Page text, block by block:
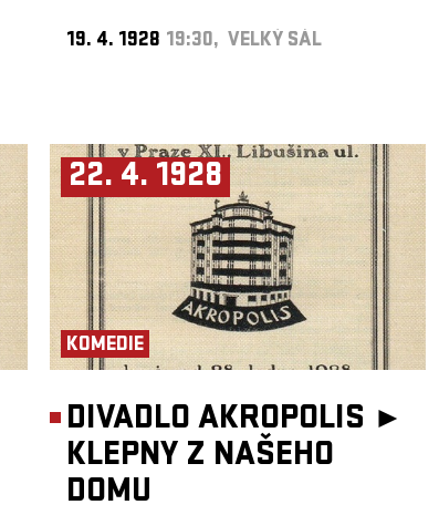
19. 4. 1928 19:30, VELKÝ SÁL
22. 4. 1928
KOMEDIE
DIVADLO AKROPOLIS ►
KLEPNY Z NAŠEHO
DOMU